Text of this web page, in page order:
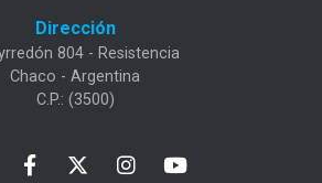
Dirección
804 - Resistencia
Chaco - Argentina
C.P.: (3500)